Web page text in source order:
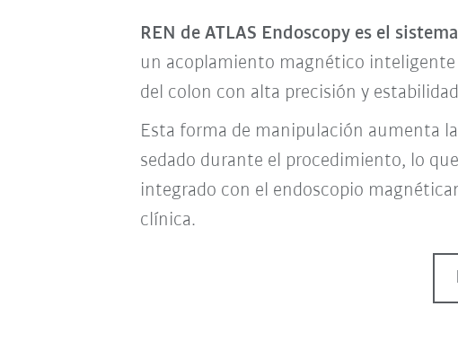
REN de ATLAS Endoscopy es el
un acoplamiento magnético
del colon con alta precisión y
Esta forma de manipulación aumenta
sedado durante el procedimiento, lo
integrado con el endoscopio
clínica.